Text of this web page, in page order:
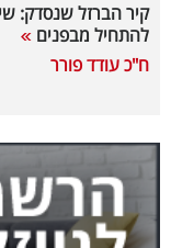
ניוזלטרים
מייל
קיר הברזל שנסדק:
להתחיל מבפנים
ח"כ עודד פורר